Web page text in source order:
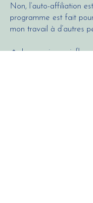
Non, l’auto-affiliation
programme est fait
mon travail à d’autres
🔹 Je ne suis pas